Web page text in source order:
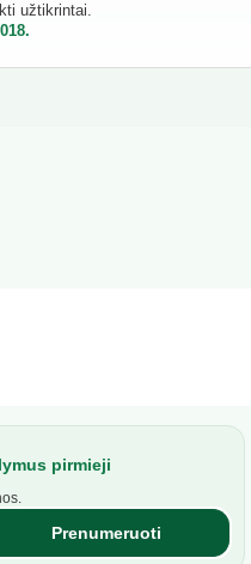
užtikrintai.
pirmieji
Prenumeruoti